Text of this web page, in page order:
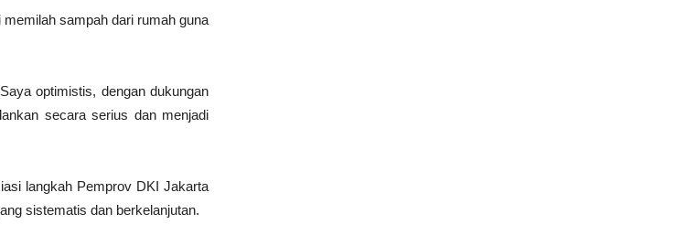
sampah dari rumah guna
optimistis, dengan dukungan
secara serius dan menjadi
langkah Pemprov DKI Jakarta
sistematis dan berkelanjutan.